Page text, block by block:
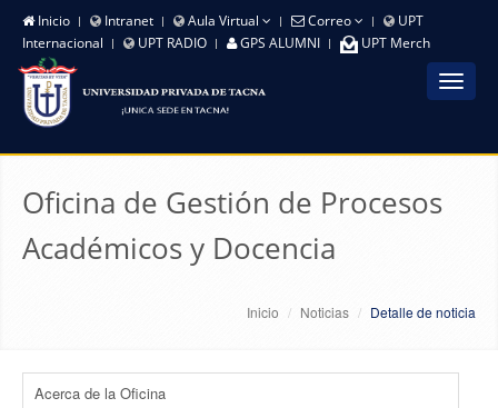
Inicio Intranet Aula Virtual Correo
UPT
Internacional
UPT RADIO GPS ALUMNI UPT Merch
Toggle
Oficina de Gestión de Procesos
Académicos y Docencia
Inicio Noticias Detalle de noticia
Acerca de la Oficina